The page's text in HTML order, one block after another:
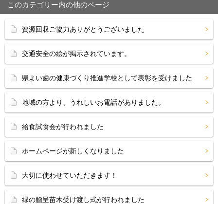
このカテゴリー内の他のページ
資源回収ご協力ありがとうございました
交通安全の絵が掲示されています。
県よい歯の健康づくり推進学校として表彰を受けました
地域の方より、うれしいお電話がありました。
給食試食会が行われました
ホームページが新しくなりました
大切に使わせていただきます！
緑の贈呈苗木受け渡し式が行われました